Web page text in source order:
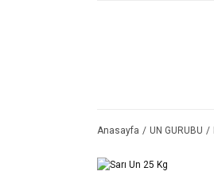
Anasayfa UN GURUBU